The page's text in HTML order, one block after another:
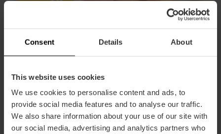
Consent Details About
This website uses cookies
We use cookies to personalise content and ads, to
provide social media features and to analyse our traffic.
We also share information about your use of our site with
our social media, advertising and analytics partners who
Valencia Tourist Card 7 días sin
transporte
4.8 - 157 opiniones